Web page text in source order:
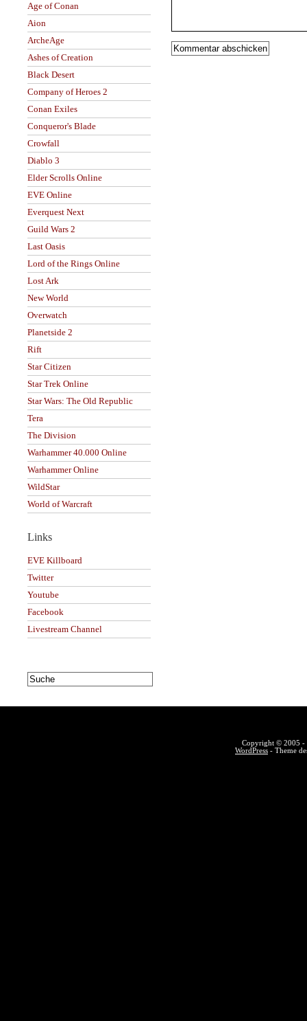
Age of Conan
Aion
ArcheAge
Ashes of Creation
Black Desert
Company of Heroes 2
Conan Exiles
Conqueror's Blade
Crowfall
Diablo 3
Elder Scrolls Online
EVE Online
Everquest Next
Guild Wars 2
Last Oasis
Lord of the Rings Online
Lost Ark
New World
Overwatch
Planetside 2
Rift
Star Citizen
Star Trek Online
Star Wars: The Old Republic
Tera
The Division
Warhammer 40.000 Online
Warhammer Online
WildStar
World of Warcraft
Links
EVE Killboard
Twitter
Youtube
Facebook
Livestream Channel
Copyright © 2005 -
WordPress - Theme